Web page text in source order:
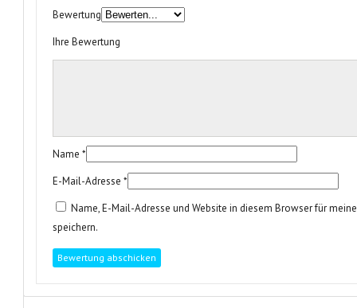
Bewertung
Ihre Bewertung
Name *
E-Mail-Adresse *
Name, E-Mail-Adresse und Website in diesem Browser für
speichern.